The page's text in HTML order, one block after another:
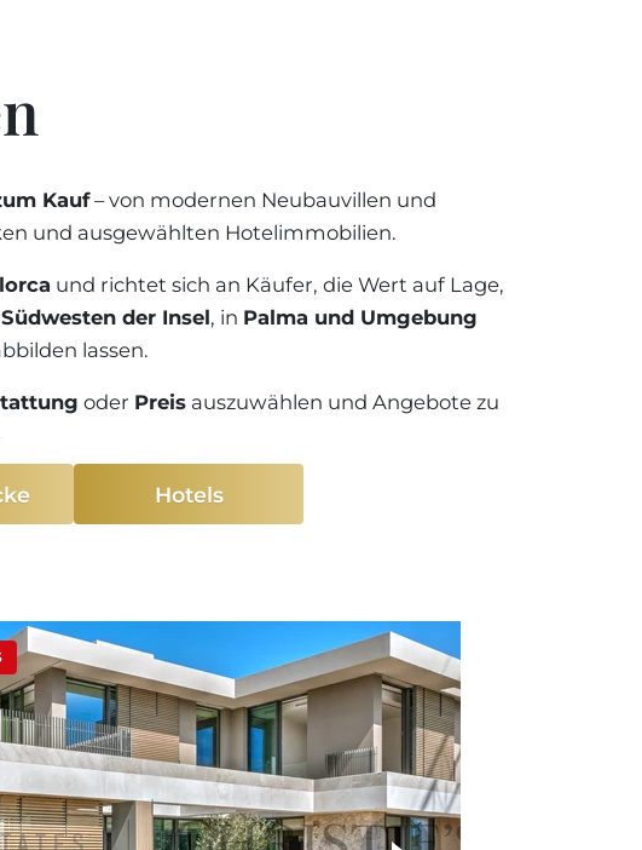
MALLORCA
info@luxury-estates-mallorca.com
Neueste zuerst
Kauf– von modernen Neubauvillen und
und ausgewählten Hotelimmobilien.
und richtet sich an Käufer, die Wert auf Lage,
der Insel, in Palma und Umgebung
lassen.
oder Preis auszuwählen und Angebote zu
Hotels